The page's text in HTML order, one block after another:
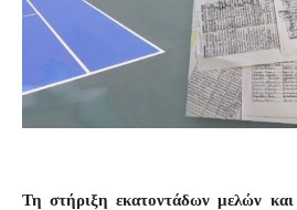
Τη στήριξη εκατοντάδων μελών